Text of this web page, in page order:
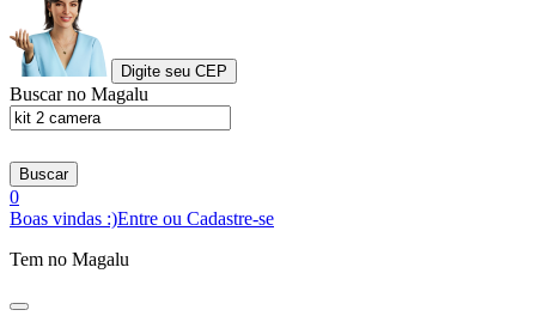
Digite seu CEP
Buscar no Magalu
Buscar
0
Boas vindas :)Entre ou Cadastre-se
Tem no Magalu